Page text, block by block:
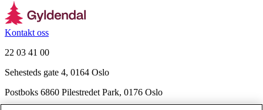
Kontakt oss
22 03 41 00
Sehesteds gate 4, 0164 Oslo
Postboks 6860 Pilestredet Park, 0176 Oslo